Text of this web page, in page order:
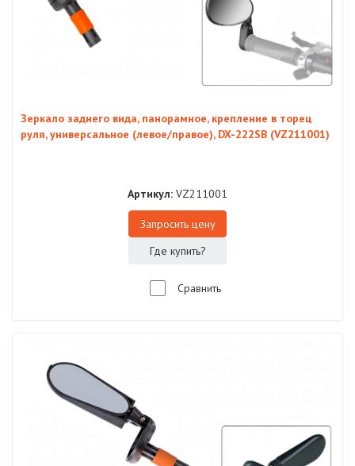
Зеркало заднего вида, панорамное, крепление в торец
руля, универсальное (левое/правое), DX-222SB (VZ211001)
Артикул: VZ211001
Запросить цену
Где купить?
Сравнить